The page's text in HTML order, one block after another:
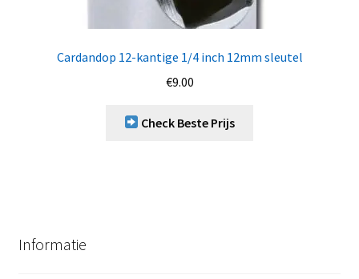
Cardandop 12-kantige 1/4 inch 12mm sleutel
€9.00
Check Beste Prijs
Informatie